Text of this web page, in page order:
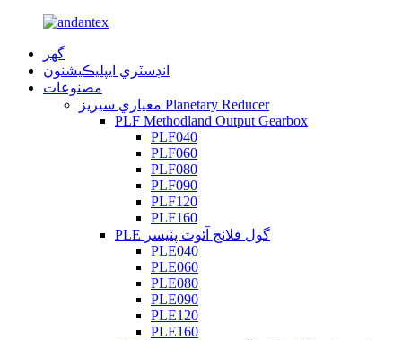
گهر
انڊسٽري ايپليڪيشنون
مصنوعات
معياري سيريز Planetary Reducer
PLF Methodland Output Gearbox
PLF040
PLF060
PLF080
PLF090
PLF120
PLF160
PLE گول فلانج آئوٽ پٽيسر
PLE040
PLE060
PLE080
PLE090
PLE120
PLE160